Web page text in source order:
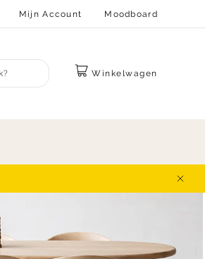
Mijn Account Moodboard
Winkelwagen